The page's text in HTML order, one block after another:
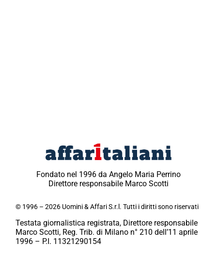
Fondato nel 1996 da Angelo Maria Perrino
Direttore responsabile Marco Scotti
© 1996 – 2026 Uomini & Affari S.r.l. Tutti i diritti sono riservati
Testata giornalistica registrata, Direttore responsabile
Marco Scotti, Reg. Trib. di Milano n° 210 dell’11 aprile
1996 – P.I. 11321290154